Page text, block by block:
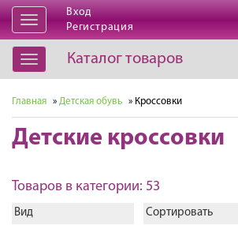
Открыть
навигацию
Вход
Регистрация
Открыть
навигацию
Каталог товаров
Главная » Детская обувь » Кроссовки
Детские кроссовки
Товаров в категории: 53
Вид Сортировать